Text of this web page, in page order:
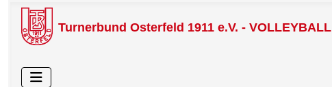
Turnerbund Osterfeld 1911 e.V. - VOLLEYBALL